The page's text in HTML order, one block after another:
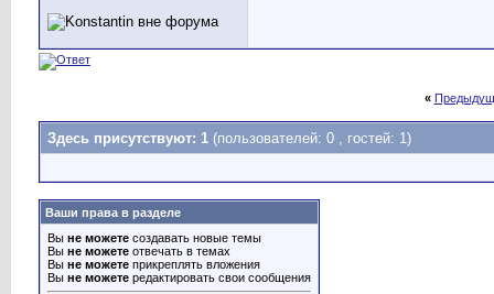
«
Здесь присутствуют: 1 (пользователей: 0 , гостей: 1)
Ваши права в разделе
Вы не можете создавать новые темы
Вы не можете отвечать в темах
Вы не можете прикреплять вложения
Вы не можете редактировать свои сообщения